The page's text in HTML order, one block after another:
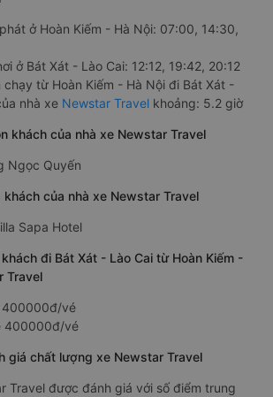
ở Hoàn Kiếm - Hà Nội: 07:00, 14:30,
ở Bát Xát - Lào Cai: 12:12, 19:42, 20:12
chạy từ Hoàn Kiếm - Hà Nội đi Bát Xát -
nhà xe Newstar Travel khoảng: 5.2 giờ
khách của nhà xe Newstar Travel
Ngọc Quyến
khách của nhà xe Newstar Travel
Sapa Hotel
đi Bát Xát - Lào Cai từ Hoàn Kiếm -
Travel
400000đ/vé
400000đ/vé
giá chất lượng xe Newstar Travel
Travel được đánh giá với số điểm trung